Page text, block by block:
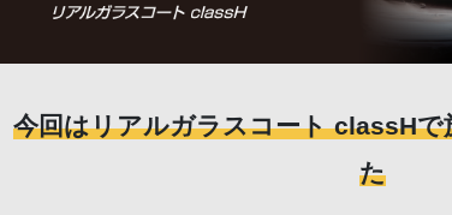
今回はリアルガラスコート classH
た